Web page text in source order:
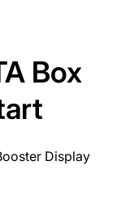
Box
Display